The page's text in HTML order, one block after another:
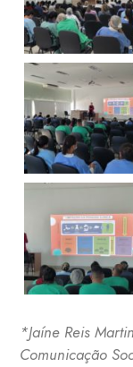
*Jaíne Reis
Comunicação